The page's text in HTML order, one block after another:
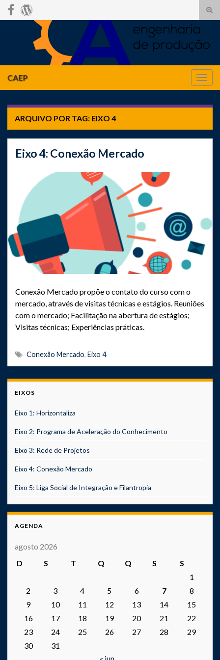
Search for:
CAEP
ARQUIVO POR TAG: EIXO 4
Eixo 4: Conexão Mercado
Conexão Mercado propõe o contato do curso com o
mercado, através de visitas técnicas e estágios. Reuniões
com o mercado; Facilitação na abertura de estágios;
Visitas técnicas; Experiências práticas.
Conexão Mercado, Eixo 4
EIXOS
Eixo 1: Horizontaliza
Eixo 2: Programa de Aceleração do Conhecimento
Eixo 3: Rede de Projetos
Eixo 4: Conexão Mercado
Eixo 5: Liga Social de Integração e Filantropia
AGENDA
agosto 2026
D
S T Q Q S
S
1
2
3 4 5 6 7
8
9
10 11 12 13 14
15
16
17 18 19 20 21
22
23
24 25 26 27 28
29
30
31